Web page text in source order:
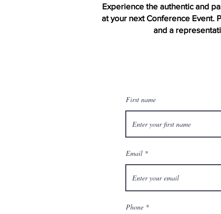
Experience the authentic and
at your next Conference Event.
and a
First name
Email
Phone